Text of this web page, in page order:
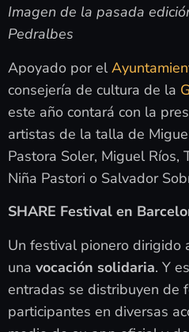
Imagen de la pasada
Pedralbes
Apoyado por el
consejería de cultura de la
este año contará con la
artistas de la talla de
Pastora Soler, Miguel Ríos,
Niña Pastori o Salvador
SHARE Festival en
Un festival pionero dirigido
una vocación solidaria. Y
entradas se distribuyen de
participantes en diversas